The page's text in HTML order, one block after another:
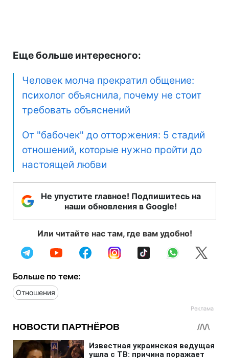
Еще больше интересного:
Человек молча прекратил общение:
психолог объяснила, почему не стоит
требовать объяснений
От "бабочек" до отторжения: 5 стадий
отношений, которые нужно пройти до
настоящей любви
Не упустите главное! Подпишитесь на
наши обновления в Google!
Или читайте нас там, где вам удобно!
Больше по теме:
Отношения